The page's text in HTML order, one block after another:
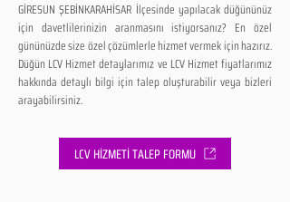
GİRESUN ŞEBİNKARAHİSAR İlçesinde yapılacak düğününüz
için davetlilerinizin aranmasını istiyorsanız? En özel
gününüzde size özel çözümlerle hizmet vermek için hazırız.
Düğün LCV Hizmet detaylarımız ve LCV Hizmet fiyatlarımız
hakkında detaylı bilgi için talep oluşturabilir veya bizleri
arayabilirsiniz.
LCV HİZMETİ TALEP FORMU